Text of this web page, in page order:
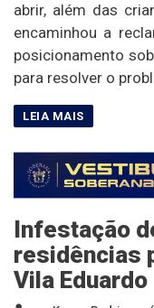
abrir, além das
encaminhou a
posicionamento
para resolver o
Infestação
residências
Vila Eduardo